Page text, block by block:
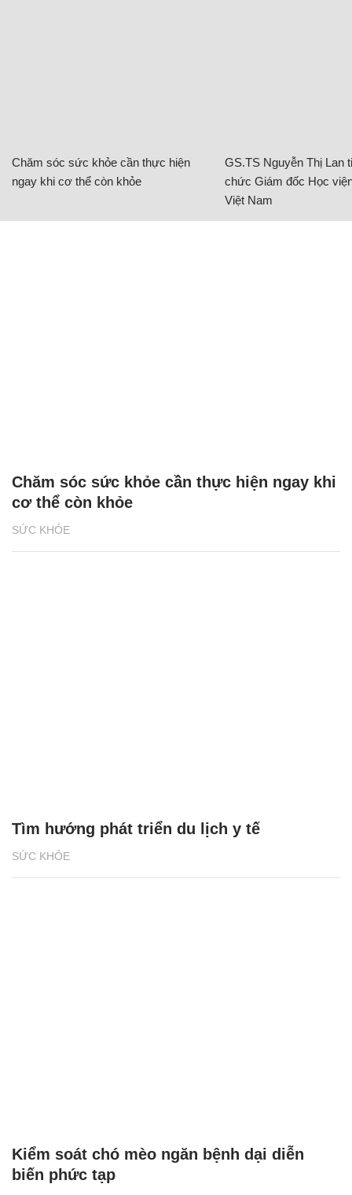
Chăm sóc sức khỏe cần thực hiện
ngay khi cơ thể còn khỏe
GS.TS Nguyễn Thị Lan
chức Giám đốc Học
Việt Nam
SỨC KHỎE
Chăm sóc sức khỏe cần thực hiện ngay khi
cơ thể còn khỏe
SỨC KHỎE
Tìm hướng phát triển du lịch y tế
Kiểm soát chó mèo ngăn bệnh dại diễn
biến phức tạp